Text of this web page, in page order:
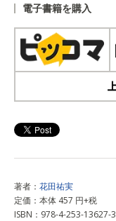
電子書籍を購入
著者： 花田祐実
定価：本体 457 円+税
ISBN：978-4-253-13627-3